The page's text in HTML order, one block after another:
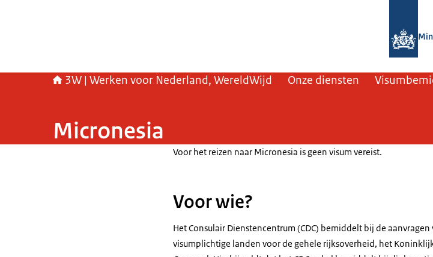
3W | Werken voor Nederland, WereldWijd Onze diensten
Micronesia
Voor het reizen naar Micronesia is geen visum vereist.
Voor wie?
Het Consulair Dienstencentrum (CDC) bemiddelt bij de
visumplichtige landen voor de gehele rijksoverheid, het